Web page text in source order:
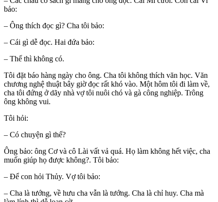
bảo:
– Ông thích đọc gì? Cha tôi bảo:
– Cái gì dễ đọc. Hai đứa bảo:
– Thế thì không có.
Tôi đặt báo hàng ngày cho ông. Cha tôi không thích văn học. Văn
chương nghệ thuật bây giờ đọc rất khó vào. Một hôm tôi đi làm về,
cha tôi đứng ở dãy nhà vợ tôi nuôi chó và gà công nghiệp. Trông
ông không vui.
Tôi hỏi:
– Có chuyện gì thế?
Ông bảo: ông Cơ và cô Lài vất vả quá. Họ làm không hết việc, cha
muốn giúp họ được không?. Tôi bảo:
– Để con hỏi Thủy. Vợ tôi bảo:
– Cha là tướng, về hưu cha vẫn là tướng. Cha là chỉ huy. Cha mà